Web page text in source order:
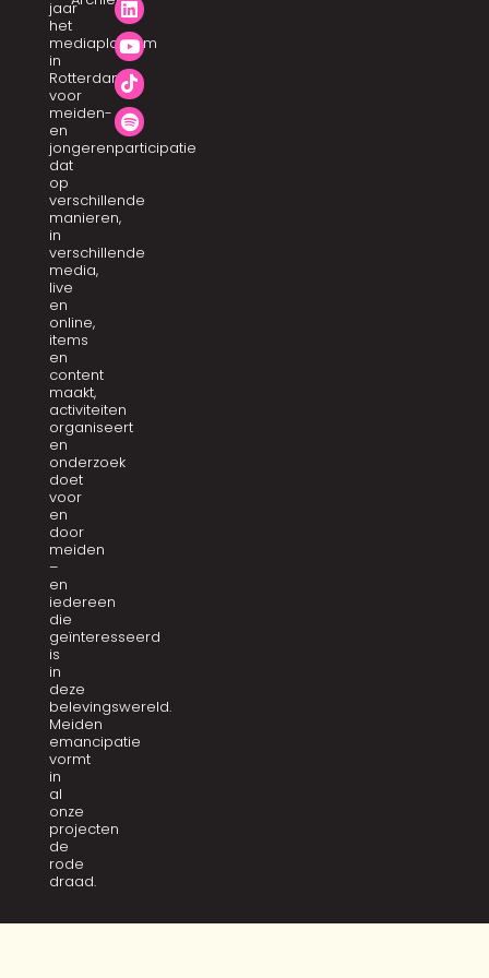
jaar
het
mediaplatform
in
Rotterdam
voor
meiden-
en
jongerenparticipatie
dat
op
verschillende
manieren,
in
verschillende
media,
live
en
online,
items
en
content
maakt,
activiteiten
organiseert
en
onderzoek
doet
voor
en
door
meiden
–
en
iedereen
die
geïnteresseerd
is
in
deze
belevingswereld.
Meiden
emancipatie
vormt
in
al
onze
projecten
de
rode
draad.